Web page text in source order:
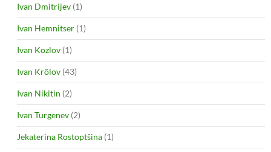
Ivan Dmitrijev (1)
Ivan Hemnitser (1)
Ivan Kozlov (1)
Ivan Krõlov (43)
Ivan Nikitin (2)
Ivan Turgenev (2)
Jekaterina Rostoptšina (1)